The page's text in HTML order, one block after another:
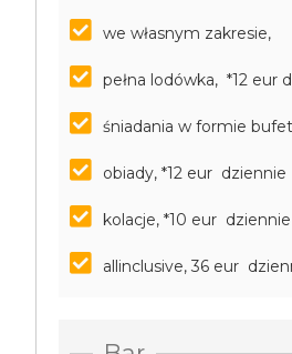
we własnym zakresie,
pełna lodówka, *12 eur
śniadania w formie
obiady, *12 eur dziennie
kolacje, *10 eur dziennie
allinclusive, 36 eur